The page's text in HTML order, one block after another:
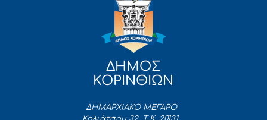
ΔΗΜΟΣ
ΚΟΡΙΝΘΙΩΝ
ΔΗΜΑΡΧΙΑΚΟ ΜΕΓΑΡΟ